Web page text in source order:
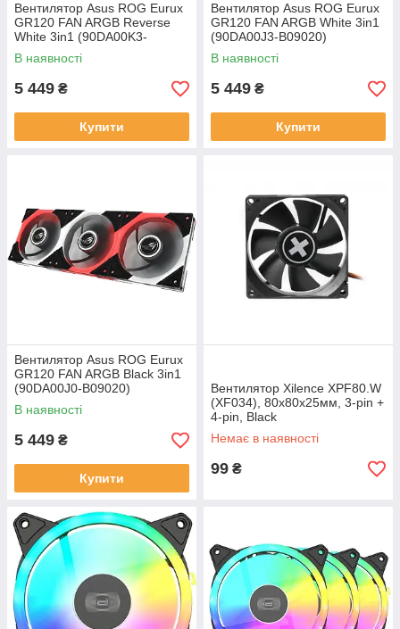
Вентилятор Asus ROG Eurux
GR120 FAN ARGB Reverse
White 3in1 (90DA00K3-
B09020)
В наявності
5 449 ₴
Купити
Вентилятор Asus ROG Eurux
GR120 FAN ARGB White 3in1
(90DA00J3-B09020)
В наявності
5 449 ₴
Купити
Вентилятор Asus ROG Eurux
GR120 FAN ARGB Black 3in1
(90DA00J0-B09020)
В наявності
5 449 ₴
Купити
Вентилятор Xilence XPF80.W
(XF034), 80х80х25мм, 3-pin +
4-pin, Black
Немає в наявності
99 ₴